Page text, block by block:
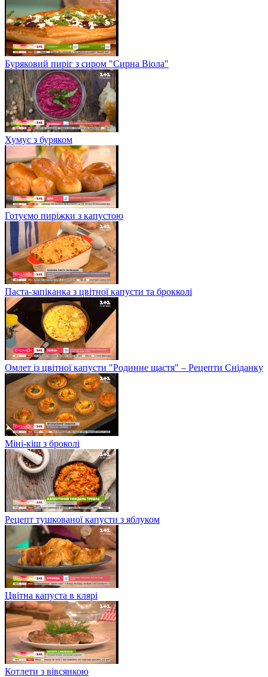
Буряковий пиріг з сиром "Сирна Віола"
Хумус з буряком
Готуємо пиріжки з капустою
Паста-запіканка з цвітної капусти та брокколі
Омлет із цвітної капусти "Родинне щастя" – Рецепти Сніданку
Міні-кіш з броколі
Рецепт тушкованої капусти з яблуком
Цвітна капуста в клярі
Котлети з вівсянкою